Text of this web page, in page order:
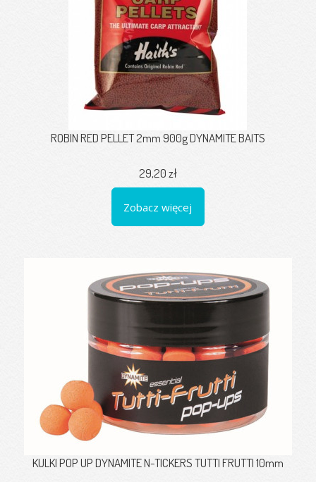
ROBIN RED PELLET 2mm 900g DYNAMITE BAITS
29,20 zł
Zobacz więcej
KULKI POP UP DYNAMITE N-TICKERS TUTTI FRUTTI 10mm